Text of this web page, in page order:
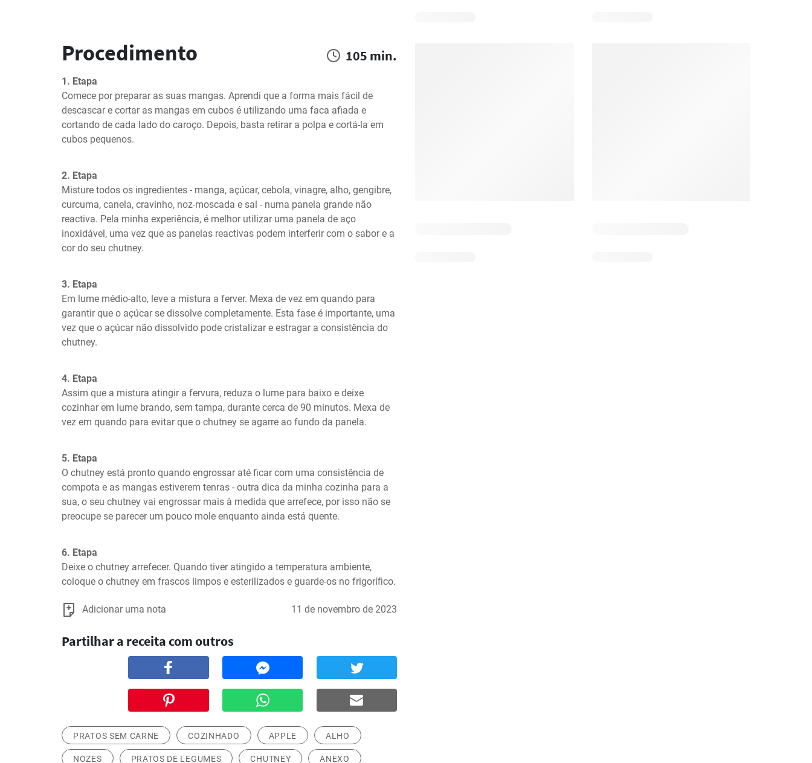
Procedimento 105 min.
1. Etapa
Comece por preparar as suas mangas. Aprendi que a forma mais fácil de
descascar e cortar as mangas em cubos é utilizando uma faca afiada e
cortando de cada lado do caroço. Depois, basta retirar a polpa e cortá-la em
cubos pequenos.
2. Etapa
Misture todos os ingredientes - manga, açúcar, cebola, vinagre, alho, gengibre,
curcuma, canela, cravinho, noz-moscada e sal - numa panela grande não
reactiva. Pela minha experiência, é melhor utilizar uma panela de aço
inoxidável, uma vez que as panelas reactivas podem interferir com o sabor e a
cor do seu chutney.
3. Etapa
Em lume médio-alto, leve a mistura a ferver. Mexa de vez em quando para
garantir que o açúcar se dissolve completamente. Esta fase é importante, uma
vez que o açúcar não dissolvido pode cristalizar e estragar a consistência do
chutney.
4. Etapa
Assim que a mistura atingir a fervura, reduza o lume para baixo e deixe
cozinhar em lume brando, sem tampa, durante cerca de 90 minutos. Mexa de
vez em quando para evitar que o chutney se agarre ao fundo da panela.
5. Etapa
O chutney está pronto quando engrossar até ficar com uma consistência de
compota e as mangas estiverem tenras - outra dica da minha cozinha para a
sua, o seu chutney vai engrossar mais à medida que arrefece, por isso não se
preocupe se parecer um pouco mole enquanto ainda está quente.
6. Etapa
Deixe o chutney arrefecer. Quando tiver atingido a temperatura ambiente,
coloque o chutney em frascos limpos e esterilizados e guarde-os no frigorífico.
Adicionar uma nota 11 de novembro de 2023
Partilhar a receita com outros
PRATOS SEM CARNE COZINHADO APPLE ALHO
NOZES PRATOS DE LEGUMES CHUTNEY ANEXO